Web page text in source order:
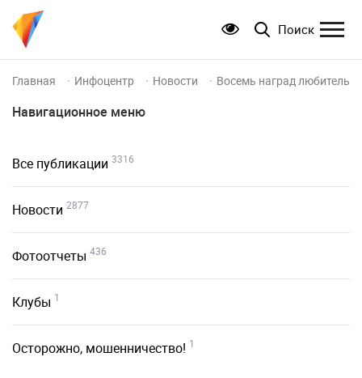
Поиск
Главная Инфоцентр Новости Восемь наград
Навигационное меню
Все публикации 3316
Новости 2877
Фотоотчеты 436
Клубы 1
Осторожно, мошенничество! 1